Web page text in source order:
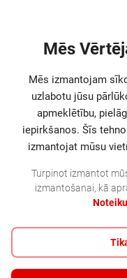
• License • License term in
Parametri
Ražotāja logotips
Saderība Red
Mēs
Mēs izmantojam
uzlabotu jūsu
apmeklētību,
iepirkšanos. Šīs
izmantojat mūsu
Turpinot izmantot
izmantošanai, kā